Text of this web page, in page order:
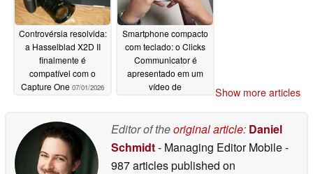
Controvérsia resolvida:
a Hasselblad X2D II
finalmente é
compatível com o
Capture One 07/01/2026
Smartphone compacto
com teclado: o Clicks
Communicator é
apresentado em um
vídeo de
Show more articles
Editor of theoriginal article: Daniel
Schmidt- Managing Editor Mobile-
987 articles published on